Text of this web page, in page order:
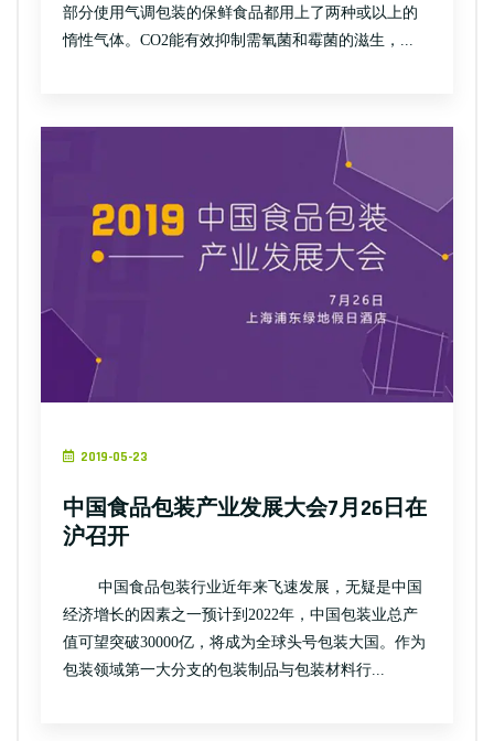
部分使用气调包装的保鲜食品都用上了两种或以上的
惰性气体。CO2能有效抑制需氧菌和霉菌的滋生，...
2019-05-23
中国食品包装产业发展大会7月26日在
沪召开
中国食品包装行业近年来飞速发展，无疑是中国
经济增长的因素之一预计到2022年，中国包装业总产
值可望突破30000亿，将成为全球头号包装大国。作为
包装领域第一大分支的包装制品与包装材料行...